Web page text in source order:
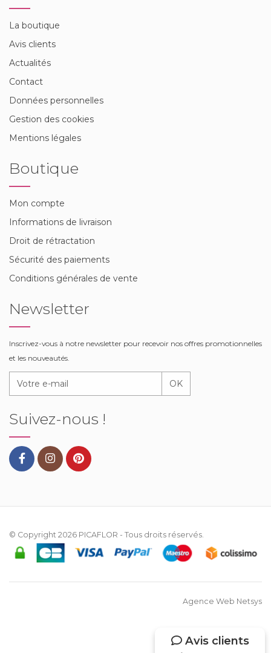
Avis clients
La boutique
Avis clients
Actualités
Contact
Données personnelles
Gestion des cookies
Mentions légales
Boutique
Mon compte
Informations de livraison
Droit de rétractation
Sécurité des paiements
Conditions générales de vente
Newsletter
Inscrivez-vous à notre newsletter pour recevoir nos offres promotionnelles
et les nouveautés.
OK
Suivez-nous !
© Copyright 2026 PICAFLOR - Tous droits réservés.
Agence Web Netsys